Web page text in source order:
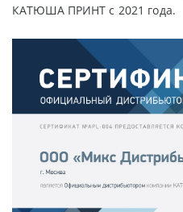
КАТЮША ПРИНТ с 2021 года.